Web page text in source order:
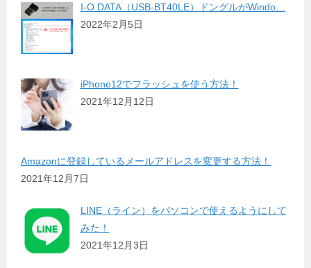
I-O DATA（USB-BT40LE）ドングルがWindo…
2022年2月5日
iPhone12でフラッシュを使う方法！
2021年12月12日
Amazonに登録しているメールアドレスを変更する方法！
2021年12月7日
LINE（ライン）をパソコンで使えるようにして
みた！
2021年12月3日